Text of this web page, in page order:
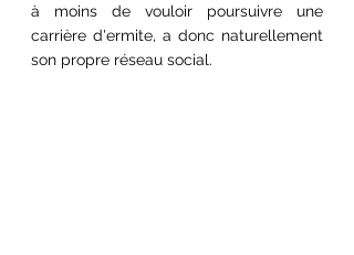
à moins de vouloir poursuivre une
carrière d'ermite, a donc naturellement
son propre réseau social.